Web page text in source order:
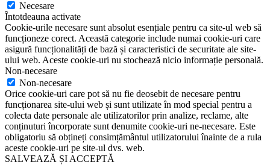
Necesare
Întotdeauna activate
Cookie-urile necesare sunt absolut esențiale pentru ca site-ul web să
funcționeze corect. Această categorie include numai cookie-uri care
asigură funcționalități de bază și caracteristici de securitate ale site-
ului web. Aceste cookie-uri nu stochează nicio informație personală.
Non-necesare
Non-necesare
Orice cookie-uri care pot să nu fie deosebit de necesare pentru
funcționarea site-ului web și sunt utilizate în mod special pentru a
colecta date personale ale utilizatorilor prin analize, reclame, alte
conținuturi încorporate sunt denumite cookie-uri ne-necesare. Este
obligatoriu să obțineți consimțământul utilizatorului înainte de a rula
aceste cookie-uri pe site-ul dvs. web.
SALVEAZĂ ȘI ACCEPTĂ